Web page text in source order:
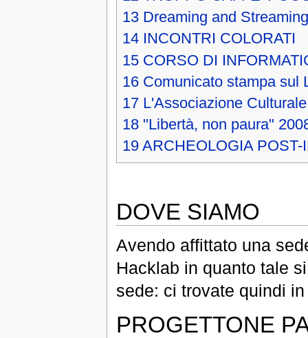
13 Dreaming and
14 INCONTRI COLORATI
15 CORSO DI
16 Comunicato stampa sul
17 L'Associazione
18 "Libertà, non paura"
19 ARCHEOLOGIA
DOVE SIAMO
Avendo affittato una
Hacklab in quanto tale
sede: ci trovate quindi
PROGETTONE